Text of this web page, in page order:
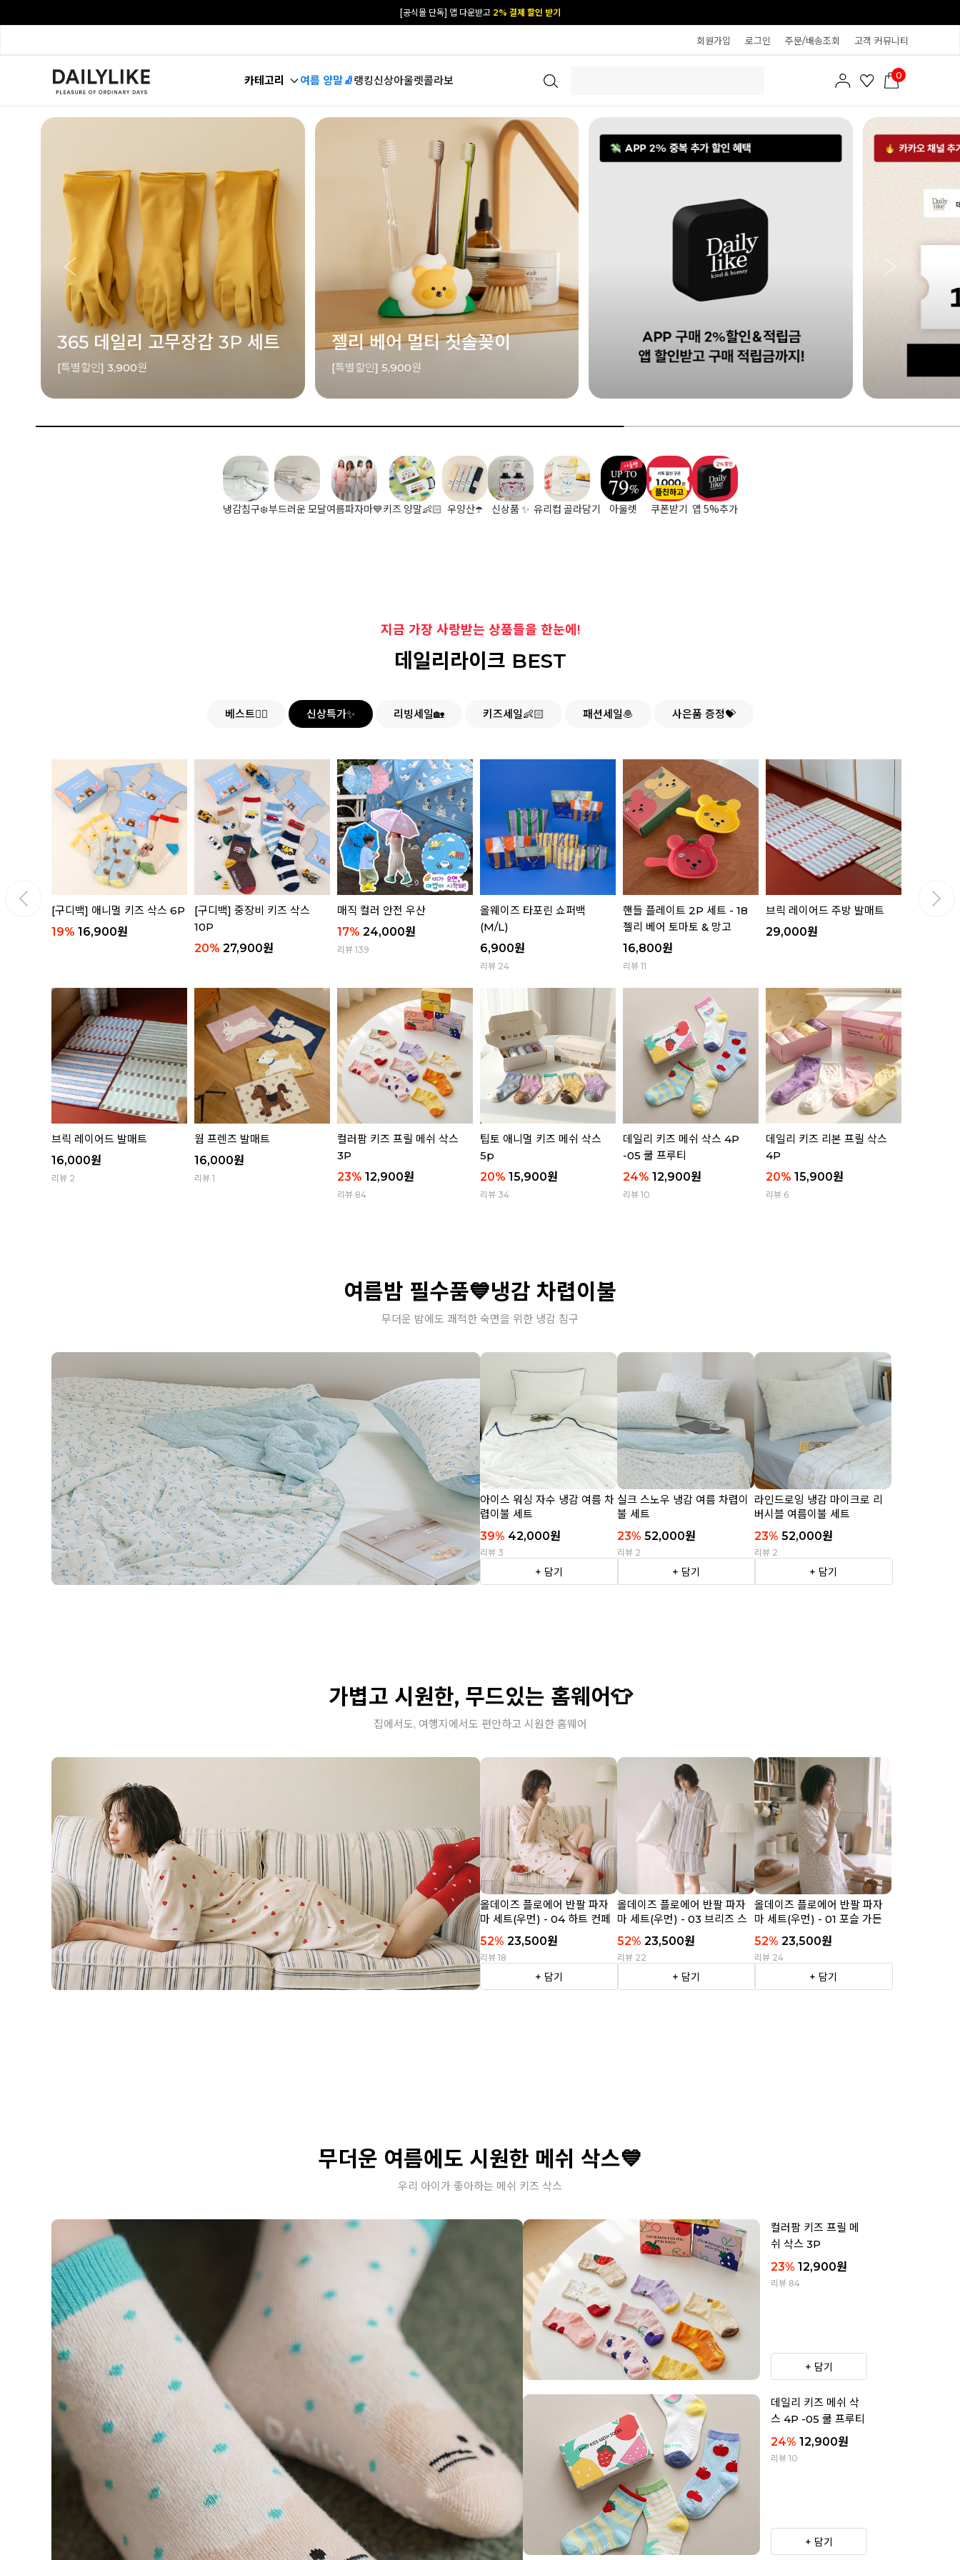
카카오 플친 추가하면1천원 즉시 할인 쿠폰
회원가입 로그인 주문/배송조회 고객 커뮤니티
카테고리 여름 양말🧦랭킹신상아울렛콜라보 0
365 데일리 고무장갑 3P 세트
[특별할인] 3,900원
젤리 베어 멀티 칫솔꽂이
[특별할인] 5,900원
냉감침구❄️부드러운 모달여름파자마💙키즈 양말👶🏻 우양산☂️ 신상품 ✨ 유리컵 골라담기 아울렛
플친하고
쿠폰받기 앱 5%추가
지금 가장 사랑받는 상품들을 한눈에!
데일리라이크 BEST
베스트👍🏻 신상특가✨ 리빙세일🏡 키즈세일👶🏻 패션세일🧆 사은품 증정💝
[구디백] 애니멀 키즈 삭스 6P
19% 16,900원
[구디백] 중장비 키즈 삭스
10P
20% 27,900원
매직 컬러 안전 우산
17% 24,000원
리뷰 139
올웨이즈 타포린 쇼퍼백
(M/L)
6,900원
리뷰 24
핸들 플레이트 2P 세트 - 18
젤리 베어 토마토 & 망고
16,800원
리뷰 11
브릭 레이어드 주방 발매트
29,000원
브릭 레이어드 발매트
16,000원
리뷰 2
웜 프렌즈 발매트
16,000원
리뷰 1
컬러팜 키즈 프릴 메쉬 삭스
3P
23% 12,900원
리뷰 84
팁토 애니멀 키즈 메쉬 삭스
5p
20% 15,900원
리뷰 34
데일리 키즈 메쉬 삭스 4P
-05 쿨 프루티
24% 12,900원
리뷰 10
데일리 키즈 리본 프릴 삭스
4P
20% 15,900원
리뷰 6
핸들 플
여름밤 필수품💙냉감 차렵이불
무더운 밤에도 쾌적한 숙면을 위한 냉감 침구
아이스 워싱 자수 냉감 여름 차
렵이불 세트
39% 42,000원
리뷰 3
+ 담기
실크 스노우 냉감 여름 차렵이
불 세트
23% 52,000원
리뷰 2
+ 담기
라인드로잉 냉감 마이크로 리
버시블 여름이불 세트
23% 52,000원
리뷰 2
+ 담기
가볍고 시원한, 무드있는 홈웨어👕
집에서도, 여행지에서도 편안하고 시원한 홈웨어
올데이즈 플로에어 반팔 파자
마 세트(우먼) - 04 하트 컨페
티
52% 23,500원
리뷰 18
+ 담기
올데이즈 플로에어 반팔 파자
마 세트(우먼) - 03 브리즈 스
트라이프
52% 23,500원
리뷰 22
+ 담기
올데이즈 플로에어 반팔 파자
마 세트(우먼) - 01 포슬 가든
52% 23,500원
리뷰 24
+ 담기
무더운 여름에도 시원한 메쉬 삭스💙
우리 아이가 좋아하는 메쉬 키즈 삭스
컬러팜 키즈 프릴 메
쉬 삭스 3P
23% 12,900원
리뷰 84
+ 담기
데일리 키즈 메쉬 삭
스 4P -05 쿨 프루티
24% 12,900원
리뷰 10
+ 담기